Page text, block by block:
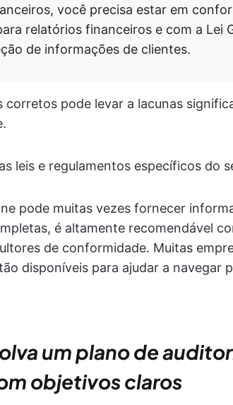
você precisa estar em
relatórios financeiros e com a Lei
de informações de clientes.
pode levar a lacunas
leis e regulamentos específicos do
pode muitas vezes fornecer
é altamente recomendável
de conformidade. Muitas
disponíveis para ajudar a navegar
um plano de
objetivos claros